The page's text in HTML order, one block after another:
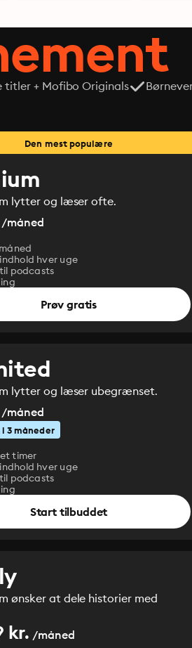
titler + Mofibo Originals
Den mest populære
lytter og læser ofte.
/måned
hver uge
podcasts
Prøv gratis
lytter og læser ubegrænset.
/måned
3 måneder
timer
hver uge
podcasts
Start tilbuddet
ønsker at dele historier med
kr. /måned